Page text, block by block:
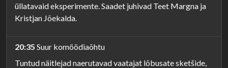
üllatavaid eksperimente. Saadet juhivad Teet Margna ja
Kristjan Jõekalda.
20:35 Suur komöödiaõhtu
Tuntud näitlejad naerutavad vaatajat lõbusate sketšide,